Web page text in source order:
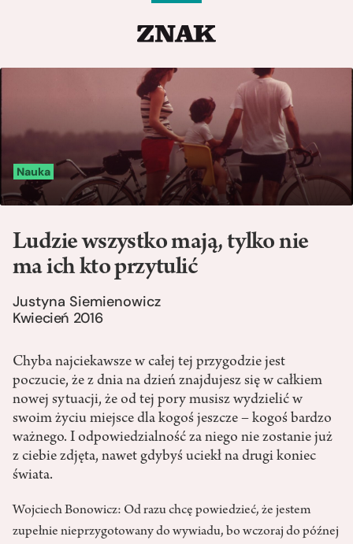
Nauka
Ludzie wszystko mają, tylko nie
ma ich kto przytulić
Justyna Siemienowicz
Kwiecień 2016
Chyba najciekawsze w całej tej przygodzie jest
poczucie, że z dnia na dzień znajdujesz się w całkiem
nowej sytuacji, że od tej pory musisz wydzielić w
swoim życiu miejsce dla kogoś jeszcze – kogoś bardzo
ważnego. I odpowiedzialność za niego nie zostanie już
z ciebie zdjęta, nawet gdybyś uciekł na drugi koniec
świata.
Wojciech Bonowicz: Od razu chcę powiedzieć, że jestem
zupełnie nieprzygotowany do wywiadu, bo wczoraj do późnej